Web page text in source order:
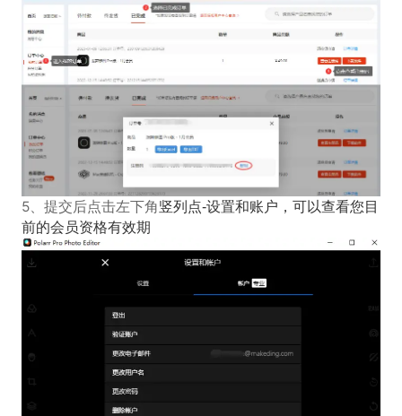
5、提交后点击左下角竖列点-设置和账户， 可以查看您目
前的会员资格有效期